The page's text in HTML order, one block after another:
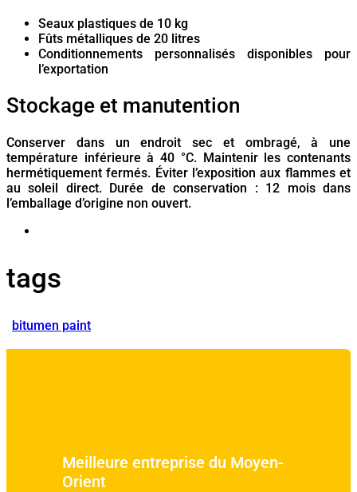
Seaux plastiques de 10 kg
Fûts métalliques de 20 litres
Conditionnements personnalisés disponibles pour
l’exportation
Stockage et manutention
Conserver dans un endroit sec et ombragé, à une
température inférieure à 40 °C. Maintenir les contenants
hermétiquement fermés. Éviter l’exposition aux flammes et
au soleil direct. Durée de conservation : 12 mois dans
l’emballage d’origine non ouvert.
tags
bitumen paint
Meilleure entreprise du Moyen-
Orient